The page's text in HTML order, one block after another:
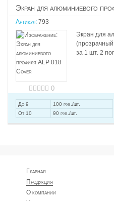
Экран для алюминиевого
Артикул: 793
0
Экран для
за 1 шт. 2
До 9
100 руб./шт.
От 10
90 руб./шт.
Главная
Продукция
О компании